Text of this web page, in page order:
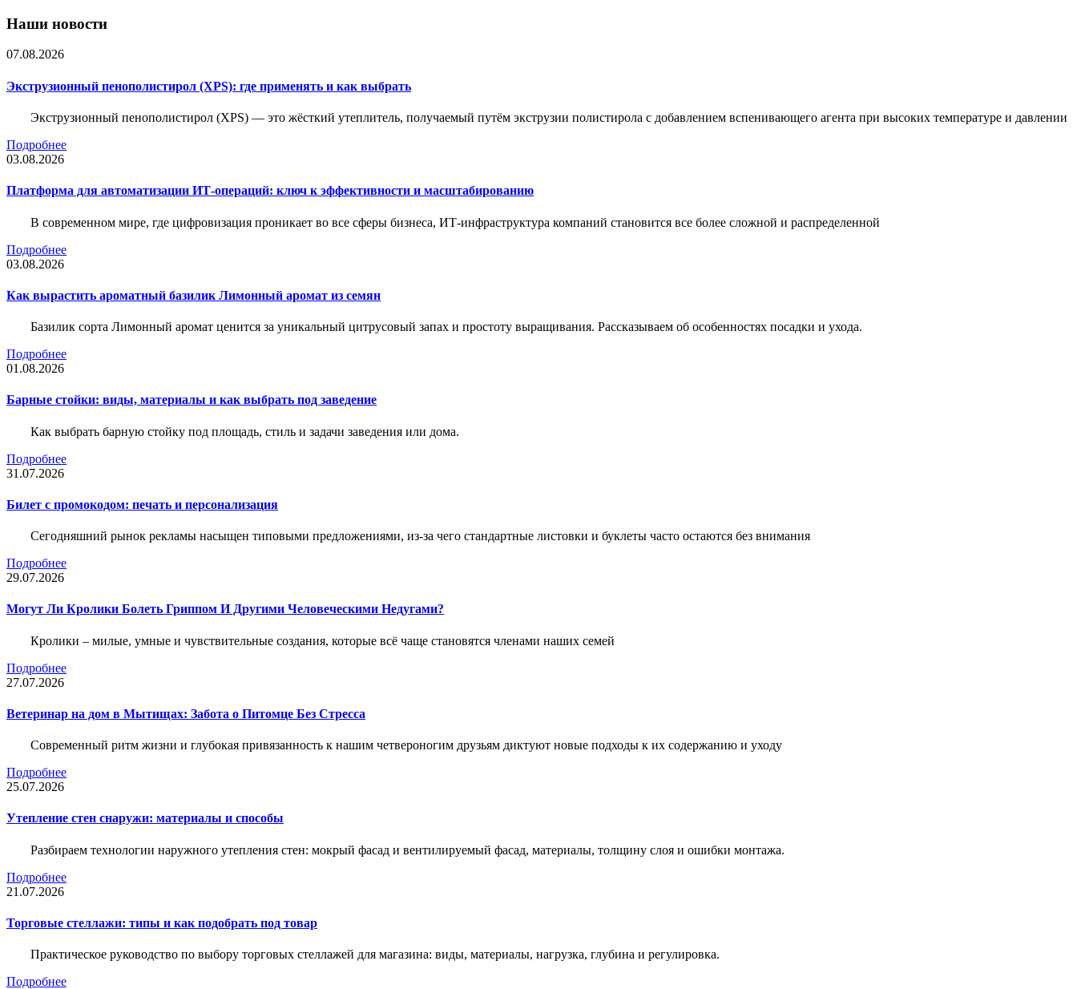
Наши новости
07.08.2026
Экструзионный пенополистирол (XPS): где применять и как выбрать
Экструзионный пенополистирол (XPS) — это жёсткий утеплитель, получаемый путём экструзии полистирола с добавлением вспенивающего агента при высоких температуре и давлении
Подробнее
03.08.2026
Платформа для автоматизации ИТ-операций: ключ к эффективности и масштабированию
В современном мире, где цифровизация проникает во все сферы бизнеса, ИТ-инфраструктура компаний становится все более сложной и распределенной
Подробнее
03.08.2026
Как вырастить ароматный базилик Лимонный аромат из семян
Базилик сорта Лимонный аромат ценится за уникальный цитрусовый запах и простоту выращивания. Рассказываем об особенностях посадки и ухода.
Подробнее
01.08.2026
Барные стойки: виды, материалы и как выбрать под заведение
Как выбрать барную стойку под площадь, стиль и задачи заведения или дома.
Подробнее
31.07.2026
Билет c промокодом: печать и персонализация
Сегодняшний рынок рекламы насыщен типовыми предложениями, из-за чего стандартные листовки и буклеты часто остаются без внимания
Подробнее
29.07.2026
Могут Ли Кролики Болеть Гриппом И Другими Человеческими Недугами?
Кролики – милые, умные и чувствительные создания, которые всё чаще становятся членами наших семей
Подробнее
27.07.2026
Ветеринар на дом в Мытищах: Забота о Питомце Без Стресса
Современный ритм жизни и глубокая привязанность к нашим четвероногим друзьям диктуют новые подходы к их содержанию и уходу
Подробнее
25.07.2026
Утепление стен снаружи: материалы и способы
Разбираем технологии наружного утепления стен: мокрый фасад и вентилируемый фасад, материалы, толщину слоя и ошибки монтажа.
Подробнее
21.07.2026
Торговые стеллажи: типы и как подобрать под товар
Практическое руководство по выбору торговых стеллажей для магазина: виды, материалы, нагрузка, глубина и регулировка.
Подробнее